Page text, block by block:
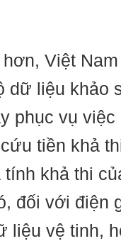
Việt
dữ liệu khảo
phục vụ việc
tiền khả
tính khả thi
đối với điện
liệu vệ tinh,